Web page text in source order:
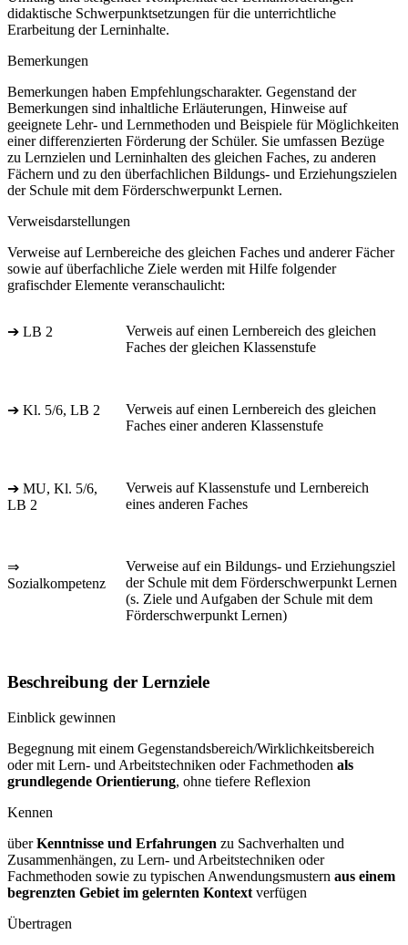
didaktische Schwerpunktsetzungen für die unterrichtliche
Erarbeitung der Lerninhalte.
Bemerkungen
Bemerkungen haben Empfehlungscharakter. Gegenstand der
Bemerkungen sind inhaltliche Erläuterungen, Hinweise auf
geeignete Lehr- und Lernmethoden und Beispiele für Möglichkeiten
einer differenzierten Förderung der Schüler. Sie umfassen Bezüge
zu Lernzielen und Lerninhalten des gleichen Faches, zu anderen
Fächern und zu den überfachlichen Bildungs- und Erziehungszielen
der Schule mit dem Förderschwerpunkt Lernen.
Verweisdarstellungen
Verweise auf Lernbereiche des gleichen Faches und anderer Fächer
sowie auf überfachliche Ziele werden mit Hilfe folgender
grafischder Elemente veranschaulicht:
➔ LB 2
Verweis auf einen Lernbereich des gleichen
Faches der gleichen Klassenstufe
➔ Kl. 5/6, LB 2
Verweis auf einen Lernbereich des gleichen
Faches einer anderen Klassenstufe
➔ MU, Kl. 5/6,
LB 2
Verweis auf Klassenstufe und Lernbereich
eines anderen Faches
⇒
Sozialkompetenz
Verweise auf ein Bildungs- und Erziehungsziel
der Schule mit dem Förderschwerpunkt Lernen
(s. Ziele und Aufgaben der Schule mit dem
Förderschwerpunkt Lernen)
Beschreibung der Lernziele
Einblick gewinnen
Begegnung mit einem Gegenstandsbereich/Wirklichkeitsbereich
oder mit Lern- und Arbeitstechniken oder Fachmethoden als
grundlegende Orientierung, ohne tiefere Reflexion
Kennen
überKenntnisse und Erfahrungen zu Sachverhalten und
Zusammenhängen, zu Lern- und Arbeitstechniken oder
Fachmethoden sowie zu typischen Anwendungsmustern aus einem
begrenzten Gebiet im gelernten Kontext verfügen
Übertragen